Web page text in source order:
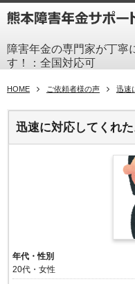
障害年金の専門家が丁寧
す！：全国対応可
HOME ご依頼者様の声 迅速
迅速に対応してくれた
年代・性別
20代・女性